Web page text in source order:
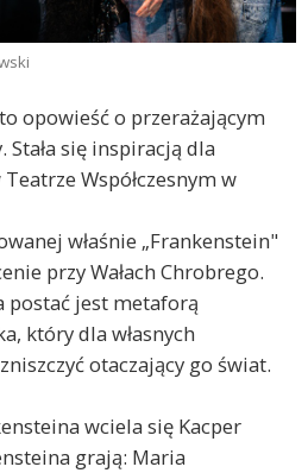
opowieść o przerażającym
się inspiracją dla
Współczesnym w
właśnie „Frankenstein"
przy Wałach Chrobrego.
postać jest metaforą
który dla własnych
otaczający go świat.
wciela się Kacper
grają: Maria